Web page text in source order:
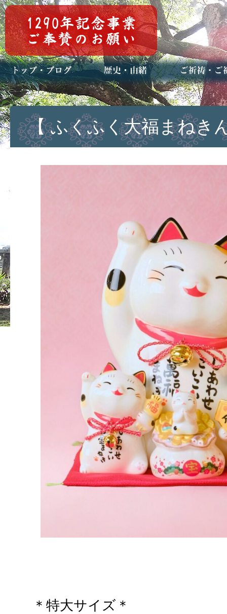
トップページ
ブログ(日々八百万)
お知らせ一覧 歴史・ご祭神
年中行事
メディア掲載 ご祈祷・ご祈
安産祈願
初宮参り
七五三詣
長寿のお祝い
神前結婚式
厄祓い・方位
車のお祓い
地鎮祭
神葬祭（神式
【 ふくふく大福まねき
＊特大サイズ＊